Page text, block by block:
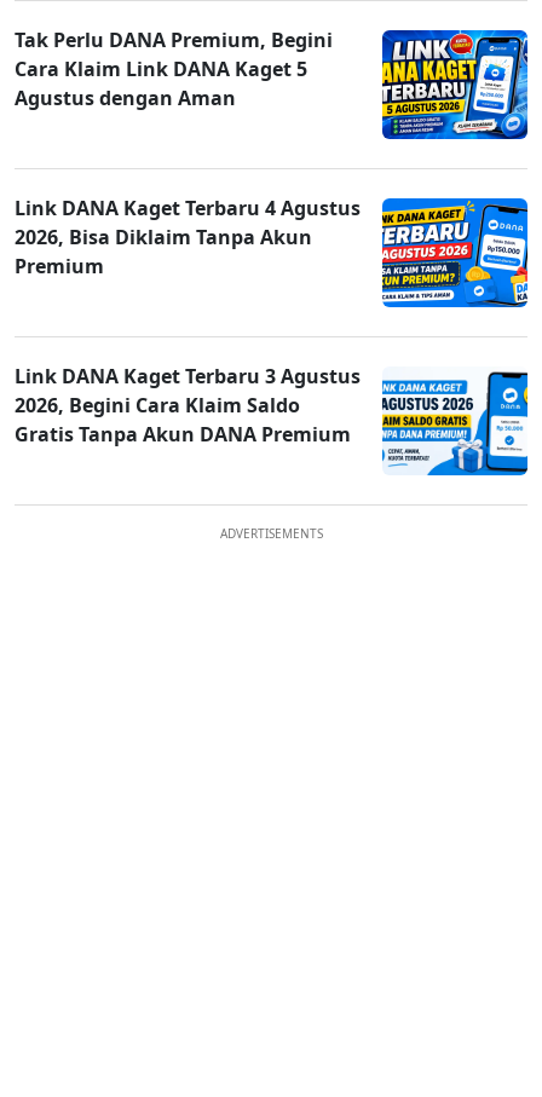
Tak Perlu DANA Premium, Begini
Cara Klaim Link DANA Kaget 5
Agustus dengan Aman
Link DANA Kaget Terbaru 4 Agustus
2026, Bisa Diklaim Tanpa Akun
Premium
Link DANA Kaget Terbaru 3 Agustus
2026, Begini Cara Klaim Saldo
Gratis Tanpa Akun DANA Premium
ADVERTISEMENTS